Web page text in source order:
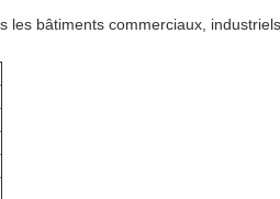
bâtiments commerciaux,